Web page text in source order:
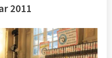
2011